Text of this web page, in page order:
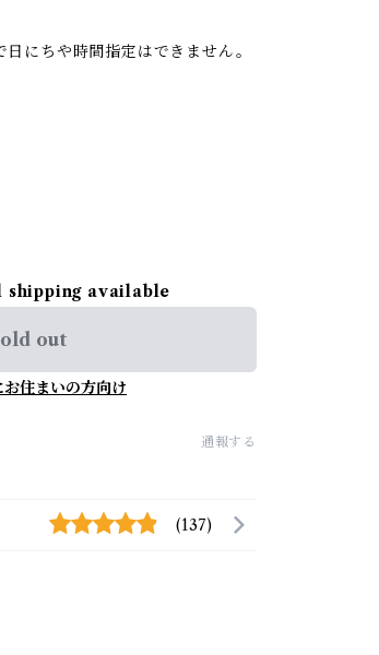
にちや時間指定はできません。
available
out
お住まいの方向け
通報する
(137)